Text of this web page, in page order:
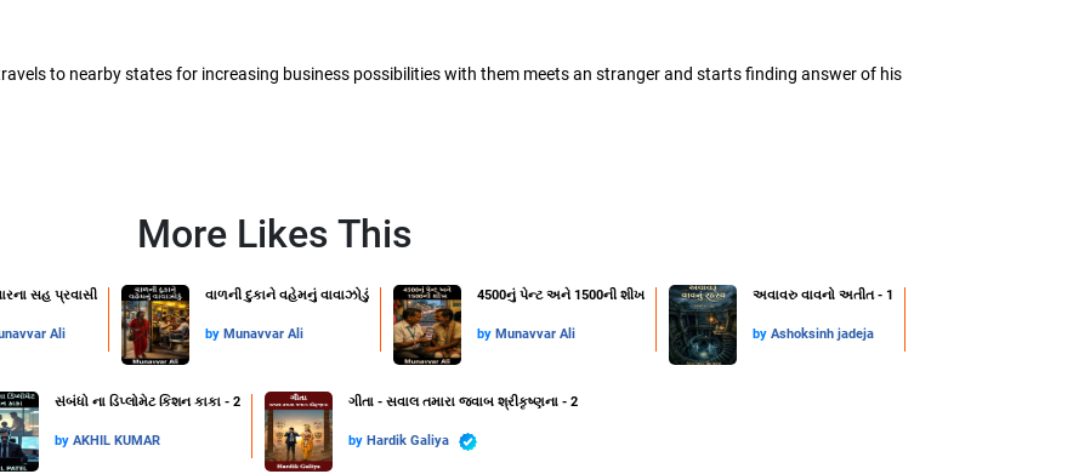
to nearby states for increasing business possibilities with them meets an stranger and starts finding answer of his
More Likes This
સહ પ્રવાસી
Ali
વાળની દુકાને વહેમનું વાવાઝોડું
by Munavvar Ali
4500નું પેન્ટ અને 1500ની શીખ
by Munavvar Ali
અવાવરુ વાવનો અતીત - 1
by Ashoksinh jadeja
સંબંધો ના ડિપ્લોમેટ કિશન કાકા - 2
by AKHIL KUMAR
ગીતા - સવાલ તમારા જવાબ શ્રીકૃષ્ણના - 2
by Hardik Galiya